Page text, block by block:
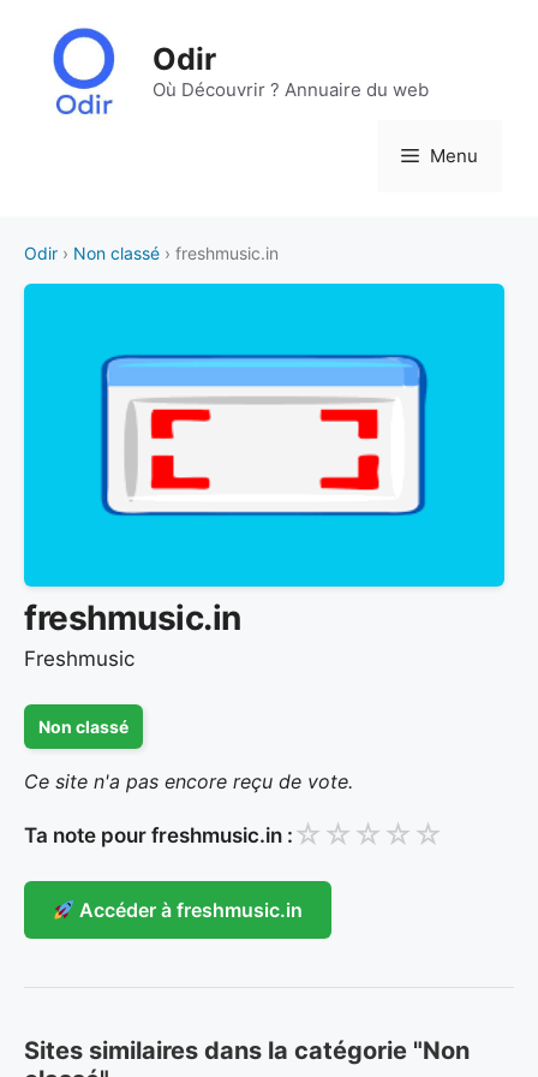
contenu
Odir
Où Découvrir ? Annuaire du web
Menu
Odir › Non classé › freshmusic.in
freshmusic.in
Freshmusic
Non classé
Ce site n'a pas encore reçu de vote.
Ta note pour freshmusic.in : ☆ ☆ ☆ ☆ ☆
Accéder à freshmusic.in
Sites similaires dans la catégorie "Non